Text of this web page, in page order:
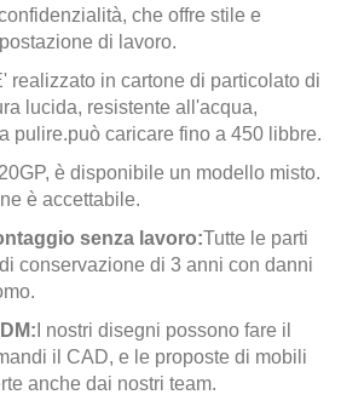
che offre stile e
di lavoro.
realizzato in cartone di particolato di
lucida, resistente all'acqua,
pulire.può caricare fino a 450 libbre.
è disponibile un modello misto.
è accettabile.
senza lavoro:Tutte le parti
conservazione di 3 anni con danni
I nostri disegni possono fare il
il CAD, e le proposte di mobili
anche dai nostri team.